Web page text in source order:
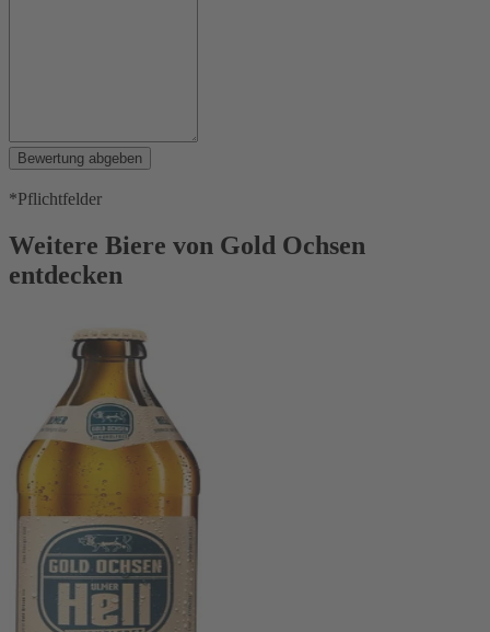
Bewertung abgeben
*Pflichtfelder
Weitere Biere von Gold Ochsen
entdecken